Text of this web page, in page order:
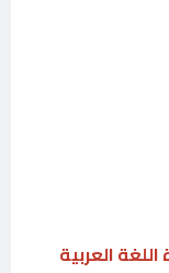
العربية